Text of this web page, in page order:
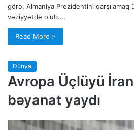
görə, Almaniya Prezidentini qarşılamaq
vəziyyətdə olub.…
Read More »
Dünya
Avropa Üçlüyü
bəyanat yaydı